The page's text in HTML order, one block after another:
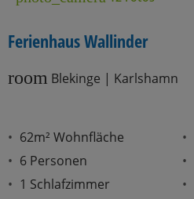
Ferienhaus Wallinder
room Blekinge | Karlshamn
62m² Wohnfläche
6 Personen
1 Schlafzimmer